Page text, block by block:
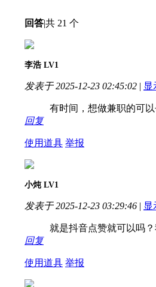
回答|共 21 个
李浩 LV1
发表于 2025-12-23 02:45:02 | 显
有时间，想做兼职的可
回复
使用道具 举报
小炖 LV1
发表于 2025-12-23 03:29:46 | 显
就是抖音点赞就可以吗
回复
使用道具 举报